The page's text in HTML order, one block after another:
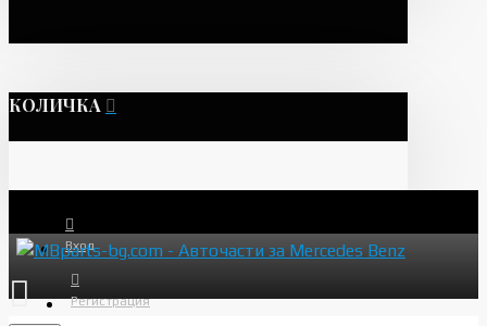
КОЛИЧКА
Вход
Регистрация